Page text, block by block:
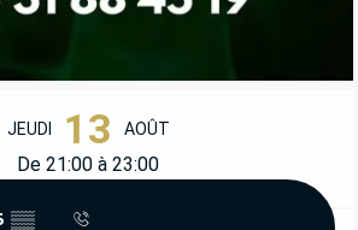
ET COORDONNÉES
JEUDI 13 AOÛT
De 21:00 à 23:00
▒▒